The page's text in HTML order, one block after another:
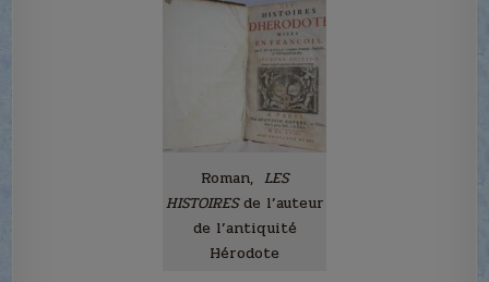
Roman, LES
HISTOIRESde l’auteur
de l’antiquité
Hérodote